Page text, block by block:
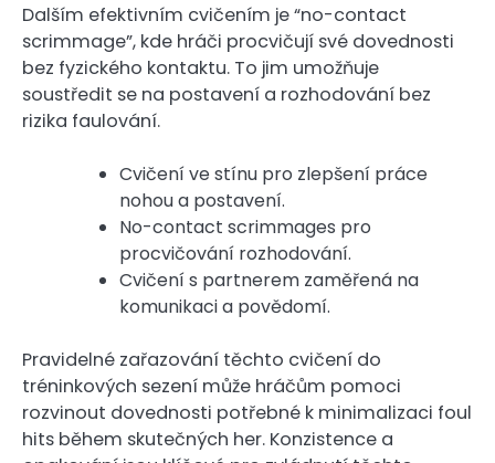
Dalším efektivním cvičením je “no-contact
scrimmage”, kde hráči procvičují své dovednosti
bez fyzického kontaktu. To jim umožňuje
soustředit se na postavení a rozhodování bez
rizika faulování.
Cvičení ve stínu pro zlepšení práce
nohou a postavení.
No-contact scrimmages pro
procvičování rozhodování.
Cvičení s partnerem zaměřená na
komunikaci a povědomí.
Pravidelné zařazování těchto cvičení do
tréninkových sezení může hráčům pomoci
rozvinout dovednosti potřebné k minimalizaci foul
hits během skutečných her. Konzistence a